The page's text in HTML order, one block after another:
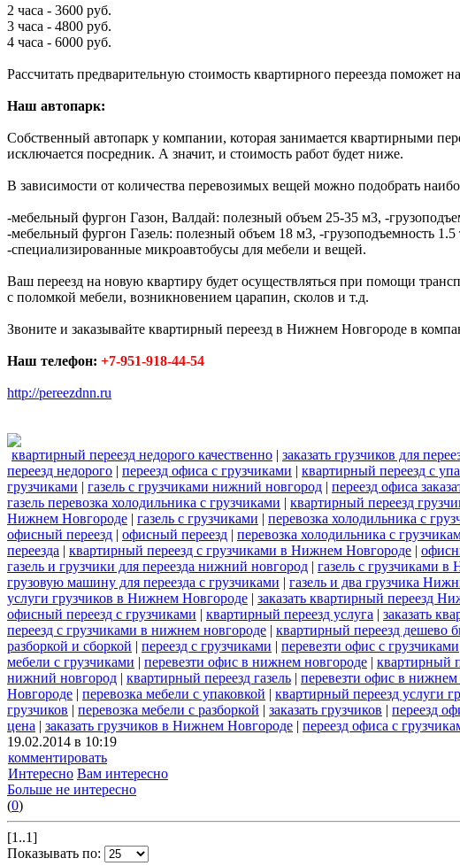
2 часа - 3600 руб.
3 часа - 4800 руб.
4 часа - 6000 руб.
Рассчитать предварительную стоимость квартирного переезда поможет
Наш автопарк:
Собственный автопарк у компании, которая занимается квартирными
исключается посредник. А значит, и стоимость работ будет ниже.
В зависимости от количества перевозимых вещей можно подобрать
-мебельный фургон Газон, Валдай: полезный объем 25-35 м3, -
-мебельный фургон Газель: полезный объем 18 м3, -грузоподъемность 1.5
-специализированные микроавтобусы для мебели и вещей.
Ваш переезд на новую квартиру будет осуществляться при помощи
с поломкой мебели, возникновением царапин, сколов и т.д.
Звоните и заказывайте квартирный переезд в Нижнем Новгороде в
Наш телефон: +7-951-918-44-54
http://pereezdnn.ru
квартирный переезд недорого качественно | заказать грузчиков для
переезд недорого | переезд офиса с грузчиками | квартирный переезд с
грузчиками | газель с грузчиками нижний новгород | переезд офиса
газель перевозка холодильника с грузчиками | квартирный переезд
Нижнем Новгороде | газель с грузчиками | перевозка холодильника с
офисный переезд | офисный переезд | перевозка холодильника с
переезда | квартирный переезд с грузчиками в Нижнем Новгороде |
газель и грузчики для переезда нижний новгород | газель с грузчиками
грузовую машину для переезда с грузчиками | газель и два грузчика
услуги грузчиков в Нижнем Новгороде | заказать квартирный переезд
офисный переезд с грузчиками | квартирный переезд услуга | заказать
переезд с грузчиками в нижнем новгороде | квартирный переезд дешево
разборкой и сборкой | переезд с грузчиками | перевезти офис с грузчиками
мебели с грузчиками | перевезти офис в нижнем новгороде | квартирный
нижний новгород | квартирный переезд газель | перевезти офис в нижнем
Новгороде | перевозка мебели с упаковкой | квартирный переезд услуги
грузчиков | перевозка мебели с разборкой | заказать грузчиков | переезд
цена | заказать грузчиков в Нижнем Новгороде | переезд офиса с
19.02.2014 в 10:19
комментировать
Интересно Вам интересно
Больше не интересно
(0)
[1..1]
Показывать по: